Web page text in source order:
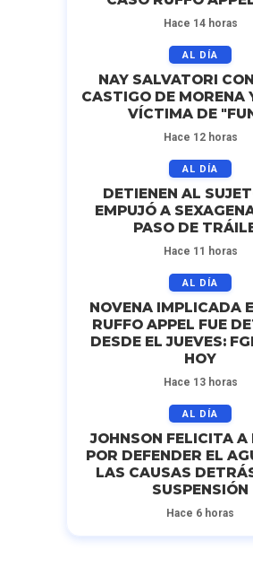
Hace 14 horas
AL DÍA
NAY SALVATORI
CASTIGO DE MORENA
VÍCTIMA DE
Hace 12 horas
AL DÍA
DETIENEN AL
EMPUJÓ A
PASO DE
Hace 11 horas
AL DÍA
NOVENA IMPLICADA
RUFFO APPEL FUE
DESDE EL JUEVES:
HOY
Hace 13 horas
AL DÍA
JOHNSON FELICITA A
POR DEFENDER EL
LAS CAUSAS
SUSPENSIÓN
Hace 6 horas